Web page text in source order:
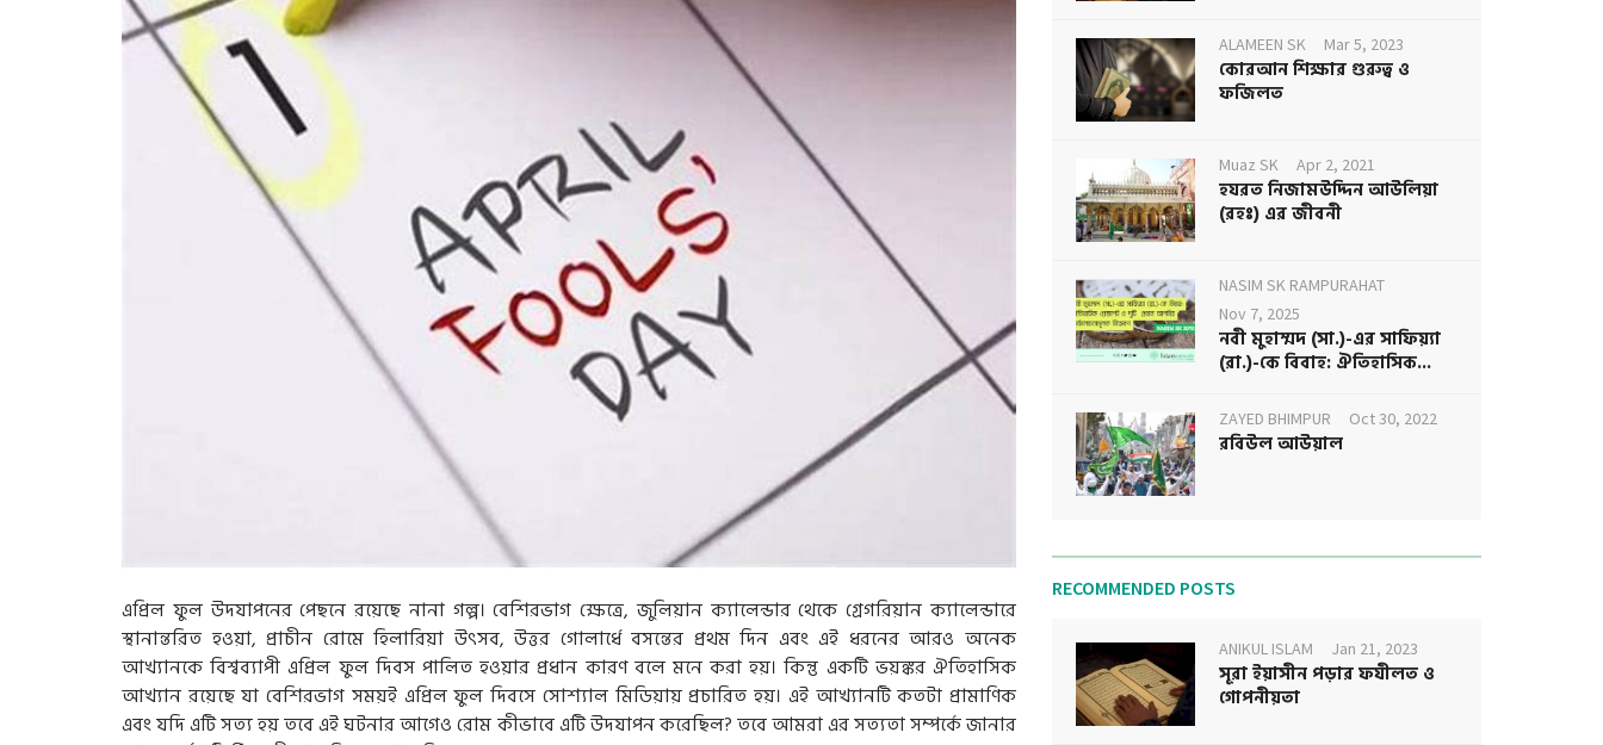
এপ্রিল ফুল উদযাপনের পেছনে রয়েছে নানা গল্প। বেশিরভাগ ক্ষেত্রে, জুলিয়ান ক্যালেন্ডার থেকে গ্রেগরিয়ান ক্যালেন্ডারে
স্থানান্তরিত হওয়া, প্রাচীন রোমে হিলারিয়া উৎসব, উত্তর গোলার্ধে বসন্তের প্রথম দিন এবং এই ধরনের আরও অনেক
আখ্যানকে বিশ্বব্যাপী এপ্রিল ফুল দিবস পালিত হওয়ার প্রধান কারণ বলে মনে করা হয়। কিন্তু একটি ভয়ঙ্কর ঐতিহাসিক
আখ্যান রয়েছে যা বেশিরভাগ সময়ই এপ্রিল ফুল দিবসে সোশ্যাল মিডিয়ায় প্রচারিত হয়। এই আখ্যানটি কতটা প্রামাণিক
এবং যদি এটি সত্য হয় তবে এই ঘটনার আগেও রোম কীভাবে এটি উদযাপন করেছিল? তবে আমরা এর সত্যতা সম্পর্কে জানার
ALAMEEN SK Mar 5, 2023
কোরআন শিক্ষার গুরুত্ব ও
ফজিলত
Muaz SK Apr 2, 2021
হযরত নিজামউদ্দিন আউলিয়া
(রহঃ) এর জীবনী
NASIM SK RAMPURAHAT
Nov 7, 2025
নবী মুহাম্মদ (সা.)-এর সাফিয়্যা
(রা.)-কে বিবাহ: ঐতিহাসিক...
ZAYED BHIMPUR Oct 30, 2022
রবিউল আউয়াল
RECOMMENDED POSTS
ANIKUL ISLAM Jan 21, 2023
সূরা ইয়াসীন পড়ার ফযীলত ও
গোপনীয়তা